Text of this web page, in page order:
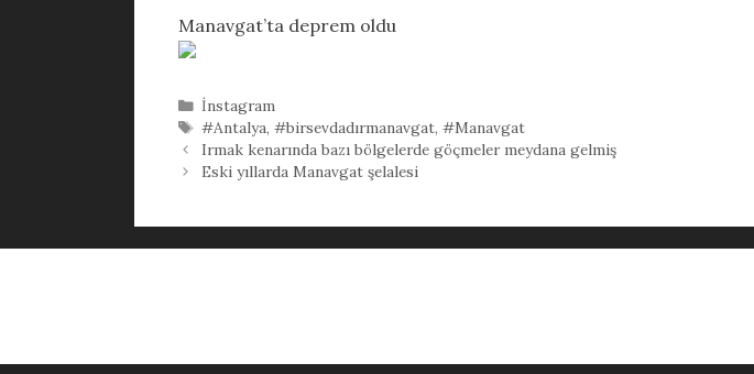
Manavgat’ta deprem oldu
Kategoriler
İnstagram
Etiketler
#Antalya,#birsevdadırmanavgat,#Manavgat
Irmak kenarında bazı bölgelerde göçmeler meydana gelmiş
Eski yıllarda Manavgat şelalesi